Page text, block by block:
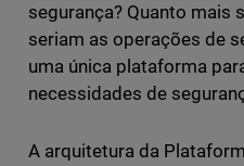
segurança? Quanto mais
seriam as operações de
uma única plataforma
necessidades de
A arquitetura da